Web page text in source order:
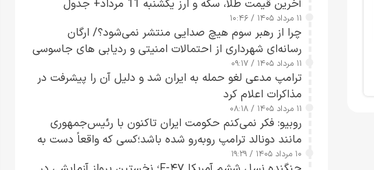
آخرین قیمت طلا، سکه و ارز یکشنبه 11 مرداد+ جدول
۱۱ مرداد ۱۴۰۵ / ۱۰:۴۶
چرا از رهبر سوم هیچ صدایی منتشر نمی‌شود؟/ ارگان
رسانه‌ای شهرداری از احتمالات امنیتی و ردیابی های جاسوسی
گفت
۱۱ مرداد ۱۴۰۵ / ۰۹:۱۷
ترامپ مدعی لغو حمله به ایران شد و دلیل آن را پیشرفت در
مذاکرات اعلام کرد
۱۱ مرداد ۱۴۰۵ / ۰۸:۱۸
روبیو: فکر نمی‌کنم حکومت ایران تاکنون با رئیس‌جمهوری
مانند دونالد ترامپ روبه‌رو شده باشد؛کسی که واقعاً دست به
اقدام می‌زند
۱۰ مرداد ۱۴۰۵ / ۱۹:۲۹